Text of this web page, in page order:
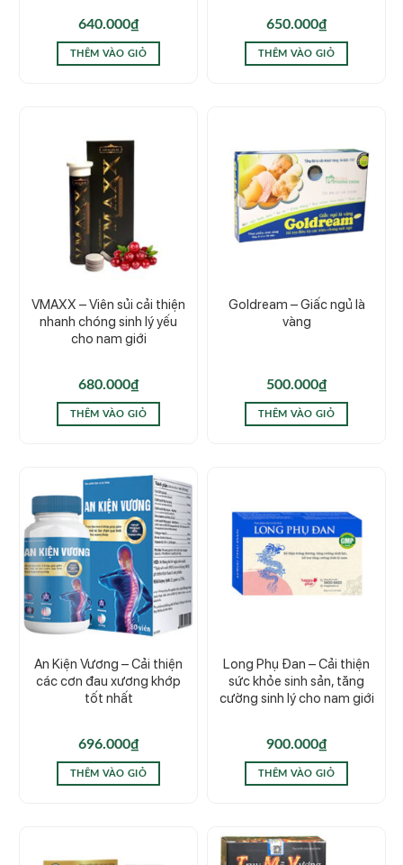
640.000₫
THÊM VÀO GIỎ
650.000₫
THÊM VÀO GIỎ
VMAXX – Viên sủi cải thiện
nhanh chóng sinh lý yếu
cho nam giới
680.000₫
THÊM VÀO GIỎ
Goldream – Giấc ngủ là
vàng
500.000₫
THÊM VÀO GIỎ
An Kiện Vương – Cải thiện
các cơn đau xương khớp
tốt nhất
696.000₫
THÊM VÀO GIỎ
Long Phụ Đan – Cải thiện
sức khỏe sinh sản, tăng
cường sinh lý cho nam giới
900.000₫
THÊM VÀO GIỎ